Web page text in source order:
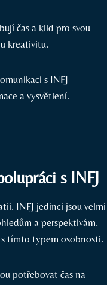
čas a klid pro svou
kreativitu.
s INFJ
a vysvětlení.
s INFJ
INFJ jedinci jsou velmi
a perspektivám.
tímto typem osobnosti.
potřebovat čas na